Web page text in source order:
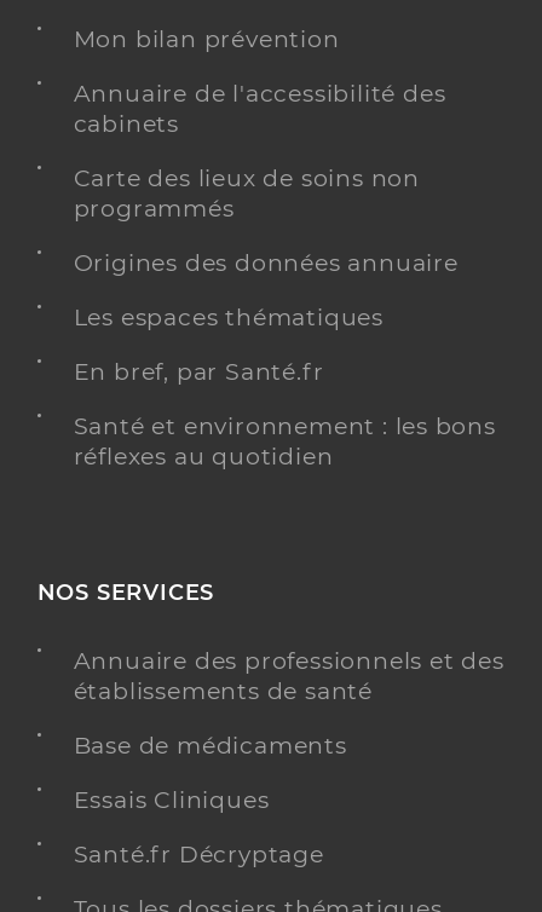
Mon bilan prévention
Annuaire de l'accessibilité des
cabinets
Carte des lieux de soins non
programmés
Origines des données annuaire
Les espaces thématiques
En bref, par Santé.fr
Santé et environnement : les bons
réflexes au quotidien
NOS SERVICES
Annuaire des professionnels et des
établissements de santé
Base de médicaments
Essais Cliniques
Santé.fr Décryptage